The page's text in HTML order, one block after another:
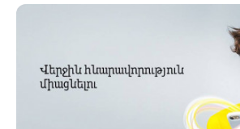
совместима с 4G сетью, то
её на 4G USIM карту. Стоимость
200 драм. Совместимость SIM
сетью 4G можно проверить,
мобильного телефона.
интернет связи действуют